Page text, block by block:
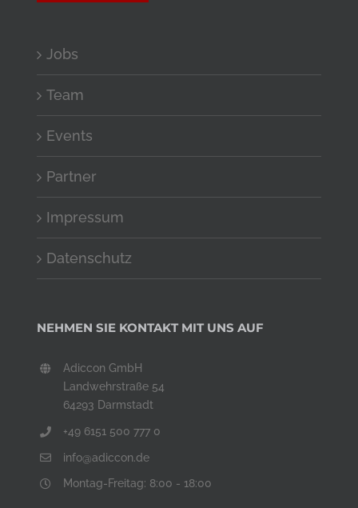
Jobs
Team
Events
Partner
Impressum
Datenschutz
NEHMEN SIE KONTAKT MIT UNS AUF
Adiccon GmbH
Landwehrstraße 54
64293 Darmstadt
+49 6151 500 777 0
info@adiccon.de
Montag-Freitag: 8:00 - 18:00